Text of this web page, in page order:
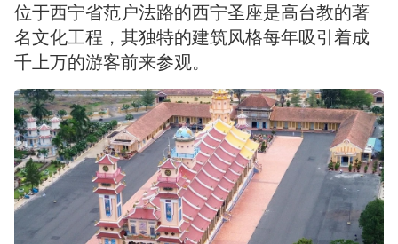
位于西宁省范户法路的西宁圣座是高台教的著
名文化工程，其独特的建筑风格每年吸引着成
千上万的游客前来参观。